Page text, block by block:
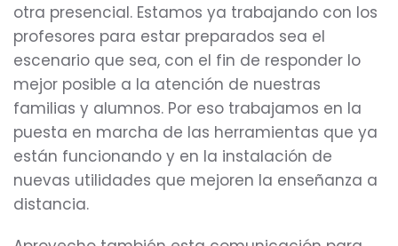
otra presencial. Estamos ya trabajando con los
profesores para estar preparados sea el
escenario que sea, con el fin de responder lo
mejor posible a la atención de nuestras
familias y alumnos. Por eso trabajamos en la
puesta en marcha de las herramientas que ya
están funcionando y en la instalación de
nuevas utilidades que mejoren la enseñanza a
distancia.